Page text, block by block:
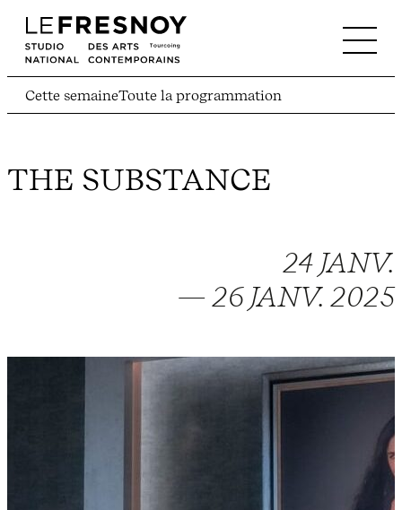
Cette semaineToute la programmation
THE SUBSTANCE
24 JANV.
— 26 JANV. 2025